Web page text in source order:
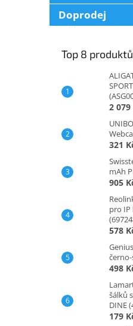
Doprodej
Top 8 produktů
2 079
321
mAh
905
pro
578
498
šálků
DINE
179